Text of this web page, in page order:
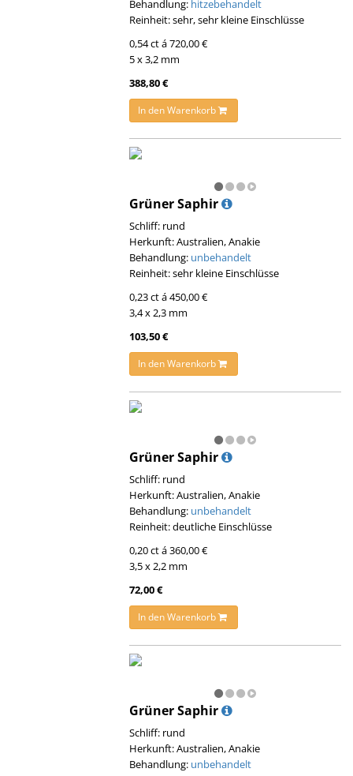
Behandlung: hitzebehandelt
Reinheit: sehr, sehr kleine Einschlüsse
0,54 ct á 720,00 €
5 x 3,2 mm
388,80 €
In den Warenkorb
Grüner Saphir
Schliff: rund
Herkunft: Australien, Anakie
Behandlung: unbehandelt
Reinheit: sehr kleine Einschlüsse
0,23 ct á 450,00 €
3,4 x 2,3 mm
103,50 €
In den Warenkorb
Grüner Saphir
Schliff: rund
Herkunft: Australien, Anakie
Behandlung: unbehandelt
Reinheit: deutliche Einschlüsse
0,20 ct á 360,00 €
3,5 x 2,2 mm
72,00 €
In den Warenkorb
Grüner Saphir
Schliff: rund
Herkunft: Australien, Anakie
Behandlung: unbehandelt